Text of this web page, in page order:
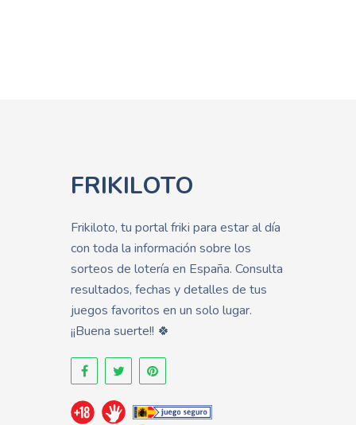
FRIKILOTO
Frikiloto, tu portal friki para estar al día
con toda la información sobre los
sorteos de lotería en España. Consulta
resultados, fechas y detalles de tus
juegos favoritos en un solo lugar.
¡¡Buena suerte!! 🍀